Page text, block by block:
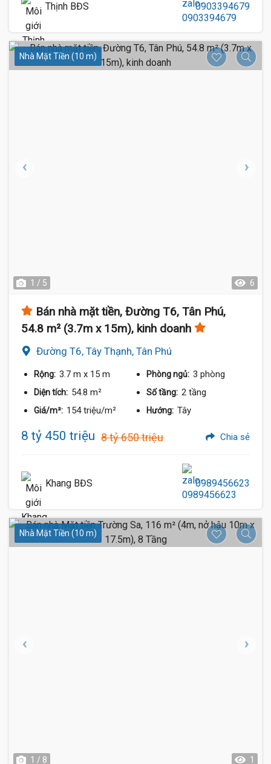
Thịnh BĐS 0903394679
Nhà Mặt Tiền (10 m)
1 / 5 6
Bán nhà mặt tiền, Đường T6, Tân Phú,
54.8 m² (3.7m x 15m), kinh doanh
Đường T6, Tây Thạnh, Tân Phú
Rộng: 3.7 m x 15 m Phòng ngủ: 3 phòng
Diện tích: 54.8 m² Số tầng: 2 tầng
Giá/m²: 154 triệu/m² Hướng: Tây
8 tỷ 450 triệu 8 tỷ 650 triệu Chia sẻ
Khang BĐS 0989456623
Nhà Mặt Tiền (10 m)
1 / 8 1